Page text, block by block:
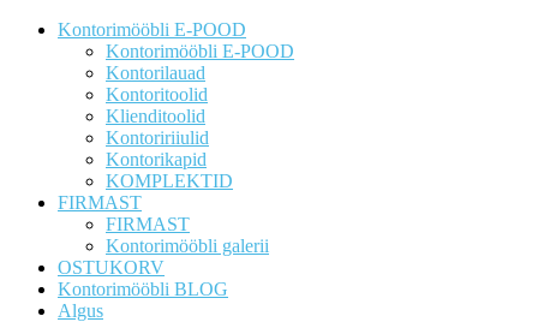
Kontorimööbli E-POOD
Kontorimööbli E-POOD
Kontorilauad
Kontoritoolid
Klienditoolid
Kontoririiulid
Kontorikapid
KOMPLEKTID
FIRMAST
FIRMAST
Kontorimööbli galerii
OSTUKORV
Kontorimööbli BLOG
Algus